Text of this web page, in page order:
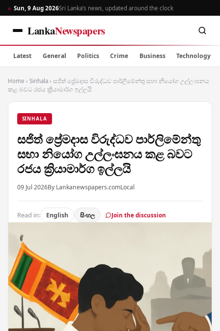
Sun, 9 Aug 2026Sri Lanka’s news, updated around the clock
LankaNewspapers
Latest General Politics Crime Business Technology
Home › Sinhala › සජිත් ප්‍රේමදාස විරුද්ධව පාර්ලිමේන්තු සභා නියෝග උල්ලංඝනය
කළ බවට රජය ක්‍රියාමාර්ග ඉල්ලයි
SINHALA
සජිත් ප්‍රේමදාස විරුද්ධව පාර්ලිමේන්තු
සභා නියෝග උල්ලංඝනය කළ බවට
රජය ක්‍රියාමාර්ග ඉල්ලයි
09 Jul 2026By Lankanewspapers.comLocal
Read in: English සිංහල Join the discussion